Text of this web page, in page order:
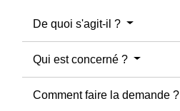
De quoi s'agit-il ?
Qui est concerné ?
Comment faire la demande ?